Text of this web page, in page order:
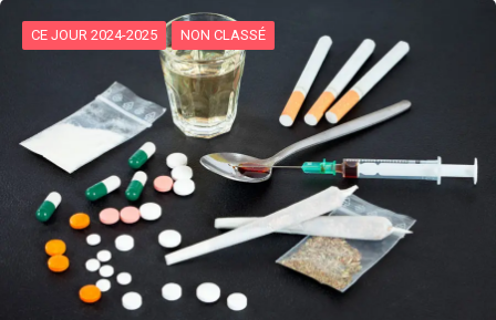
CE JOUR 2024-2025 NON CLASSÉ